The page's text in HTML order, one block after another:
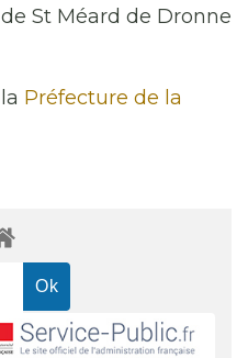
St Méard de Dronne
Préfecture de la